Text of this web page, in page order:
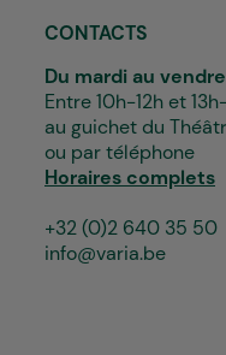
CONTACTS
Du mardi au
Entre 10h-12h et
au guichet du
ou par téléphone
Horaires complets
+32 (0)2 640 35 50
info@varia.be